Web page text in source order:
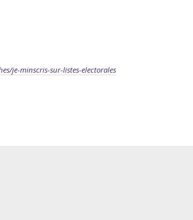
je-minscris-sur-listes-electorales